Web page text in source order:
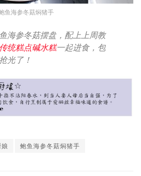
鱼海参冬菇焖猪手
海参冬菇摆盘，配上上周教
统糕点碱水糕一起进食，包
光了！
鲍鱼海参冬菇焖猪手